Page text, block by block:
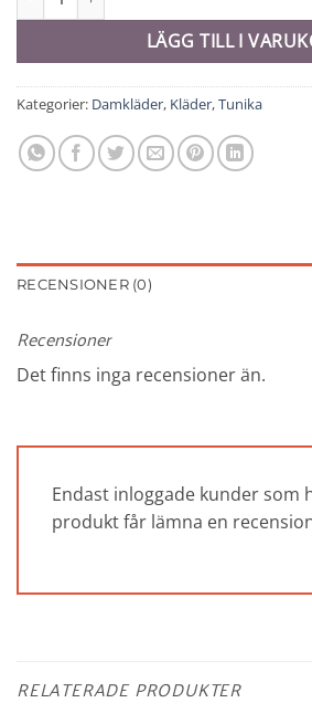
LÄGG TILL I
Kategorier: Damkläder, Kläder,Tunika
RECENSIONER (0)
Recensioner
Det finns inga recensioner än.
Endast inloggade kunder som
produkt får lämna en
RELATERADE PRODUKTER